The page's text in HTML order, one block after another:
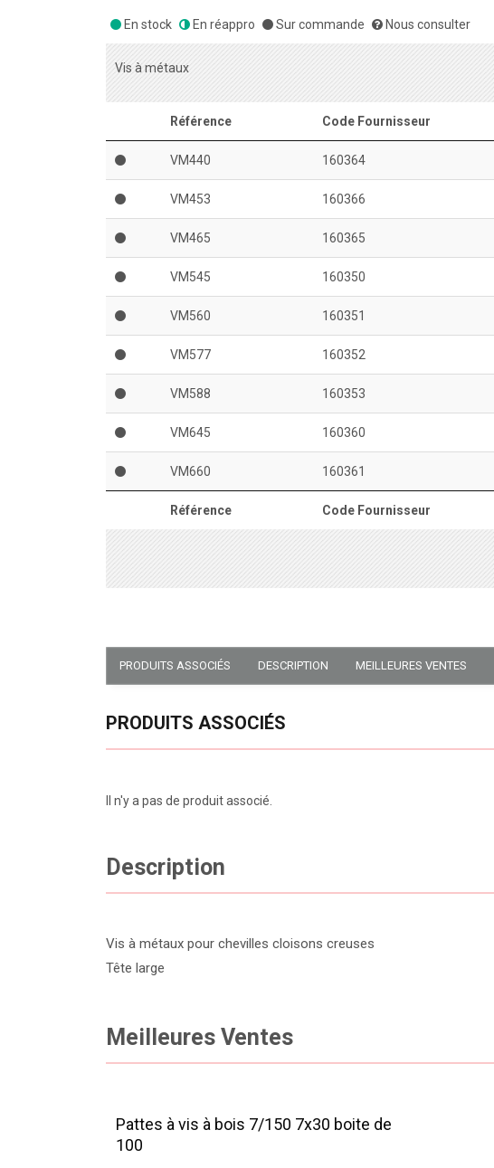
En stock En réappro Sur commande Nous consulter
Vis à métaux
Référence Code Fournisseur
Référence Code Fournisseur
VM440 160364
VM453 160366
VM465 160365
VM545 160350
VM560 160351
VM577 160352
VM588 160353
VM645 160360
VM660 160361
PRODUITS ASSOCIÉS DESCRIPTION MEILLEURES VENTES
PRODUITS ASSOCIÉS
Il n'y a pas de produit associé.
Description
Vis à métaux pour chevilles cloisons creuses
Tête large
Meilleures Ventes
Pattes à vis à bois 7/150 7x30 boite de
100